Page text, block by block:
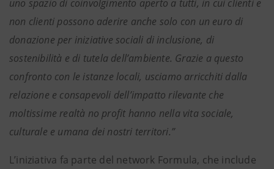
uno spazio di coinvolgimento aperto a tutti, in cui clienti e
non clienti possono aderire anche solo con un euro di
donazione per iniziative sociali di inclusione, di
sostenibilità e di tutela dell’ambiente. Grazie a questo
confronto con le istanze locali, usciamo arricchiti dalla
relazione e consapevoli dell’impatto rilevante che
moltissime realtà no profit hanno nella vita sociale,
culturale e umana dei nostri territori.”
L’iniziativa fa parte del network Formula, che include